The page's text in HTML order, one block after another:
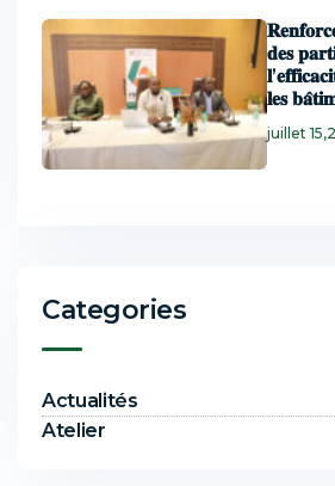
𝐝𝐞𝐬
𝐥𝐞𝐬
juillet
Categories
Actualités
Atelier